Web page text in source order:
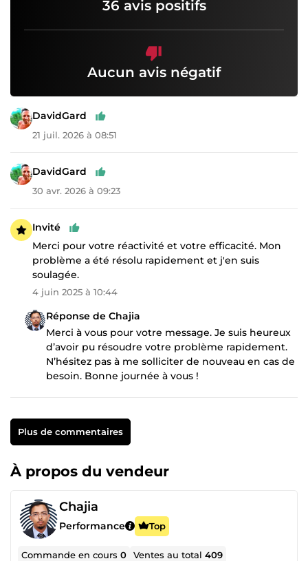
36 avis positifs
Aucun avis négatif
DavidGard
21 juil. 2026 à 08:51
DavidGard
30 avr. 2026 à 09:23
Invité
Merci pour votre réactivité et votre efficacité. Mon
problème a été résolu rapidement et j'en suis
soulagée.
4 juin 2025 à 10:44
Réponse de Chajia
Merci à vous pour votre message. Je suis heureux
d’avoir pu résoudre votre problème rapidement.
N’hésitez pas à me solliciter de nouveau en cas de
besoin. Bonne journée à vous !
Plus de commentaires
À propos du vendeur
Chajia
Performance Top
Commande en cours0 Ventes au total409